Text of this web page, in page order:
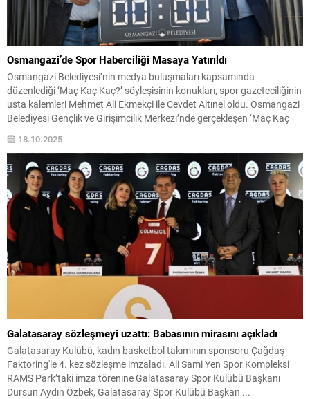
Osmangazi’de Spor Haberciliği Masaya Yatırıldı
Osmangazi Belediyesi’nin medya buluşmaları kapsamında
düzenlediği ‘Maç Kaç Kaç?’ söyleşisinin konukları, spor gazeteciliğinin
usta kalemleri Mehmet Ali Ekmekçi ile Cevdet Altınel oldu. Osmangazi
Belediyesi Gençlik ve Girişimcilik Merkezi’nde gerçekleşen ‘Maç Kaç
Kaç?’ söyleşisinde geçmişten bugüne spor haberciliği konusu ele
alındı. Sevda Kurul’un moderatörlüğünü üstlendiği programda usta
gazeteciler Mehmet Ali Ekmekçi...
18.10.2025
Galatasaray sözleşmeyi uzattı: Babasının mirasını açıkladı
Galatasaray Kulübü, kadın basketbol takımının sponsoru Çağdaş
Faktoring'le 4. kez sözleşme imzaladı. Ali Sami Yen Spor Kompleksi
RAMS Park’taki imza törenine Galatasaray Spor Kulübü Başkanı
Dursun Aydın Özbek, Galatasaray Spor Kulübü Başkan ...